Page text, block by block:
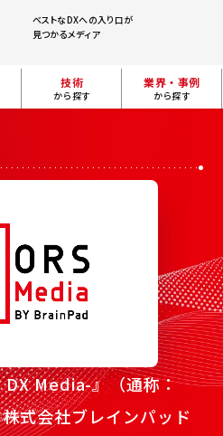
ベストなDXへの入り口が
見つかるメディア
技術
から探す
業界・事例
から探す
DX Media-』（通称：
式会社ブレインパッド